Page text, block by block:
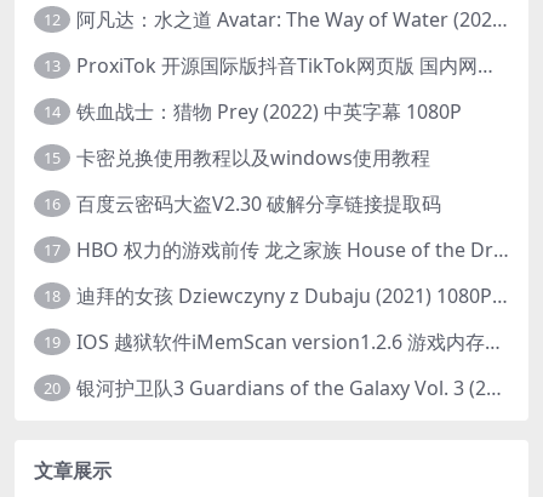
12 阿凡达：水之道 Avatar: The Way of Water (2022) 1080p 2k 4k 中文字幕
13 ProxiTok 开源国际版抖音TikTok网页版 国内网络直连
14 铁血战士：猎物 Prey (2022) 中英字幕 1080P
15 卡密兑换使用教程以及windows使用教程
16 百度云密码大盗V2.30 破解分享链接提取码
17 HBO 权力的游戏前传 龙之家族 House of the Dragon (2022) 中字 1080P 更新4集
18 迪拜的女孩 Dziewczyny z Dubaju (2021) 1080P 中字
19 IOS 越狱软件iMemScan version1.2.6 游戏内存修改器
20 银河护卫队3 Guardians of the Galaxy Vol. 3 (2023)4K高清资源1080p只分享精品
文章展示